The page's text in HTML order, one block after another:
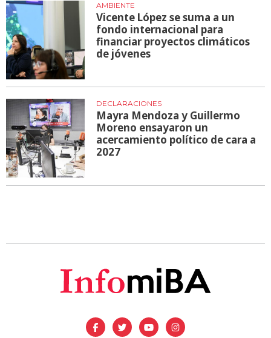
AMBIENTE
Vicente López se suma a un
fondo internacional para
financiar proyectos climáticos
de jóvenes
DECLARACIONES
Mayra Mendoza y Guillermo
Moreno ensayaron un
acercamiento político de cara a
2027